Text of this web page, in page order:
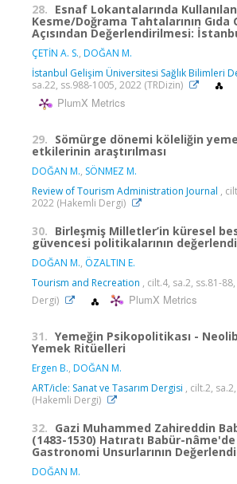
28. Esnaf Lokantalarında Kullanılan
Kesme/Doğrama Tahtalarının Gıda
Açısından Değerlendirilmesi:
ÇETİN A. S., DOĞAN M.
İstanbul Gelişim Üniversitesi Sağlık Bilimleri
sa.22, ss.988-1005, 2022 (TRDizin)
PlumX Metrics
29. Sömürge dönemi köleliğin
etkilerinin araştırılması
DOĞAN M., SÖNMEZ M.
Review of Tourism Administration Journal ,
2022 (Hakemli Dergi)
30. Birleşmiş Milletler’in küresel
güvencesi politikalarının
DOĞAN M., ÖZALTIN E.
Tourism and Recreation , cilt.4, sa.2, ss.81-
Dergi)
PlumX Metrics
31. Yemeğin Psikopolitikası -
Yemek Ritüelleri
Ergen B., DOĞAN M.
ART/icle: Sanat ve Tasarım Dergisi , cilt.2,
(Hakemli Dergi)
32. Gazi Muhammed Zahireddin
(1483-1530) Hatıratı Babür-
Gastronomi Unsurlarının
DOĞAN M.